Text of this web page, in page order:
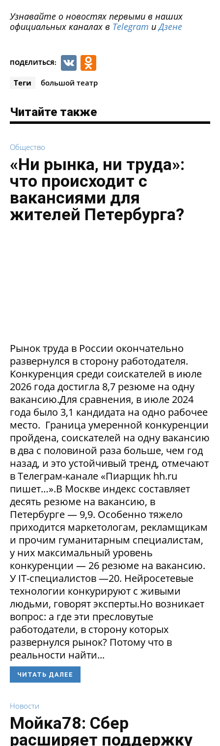
Узнавайте о новостях первыми в наших
официальных каналах в Telegram иДзене
ПОДЕЛИТЬСЯ: VK
Теги большой театр
Читайте также
Общество
«Ни рынка, ни труда»:
что происходит с
вакансиями для
жителей Петербурга?
Рынок труда в России окончательно
развернулся в сторону работодателя.
Конкуренция среди соискателей в июле
2026 года достигла 8,7 резюме на одну
вакансию.Для сравнения, в июле 2024
года было 3,1 кандидата на одно рабочее
место. Граница умеренной конкуренции
пройдена, соискателей на одну вакансию
в два с половиной раза больше, чем год
назад, и это устойчивый тренд, отмечают
в Телеграм-канале «Пиарщик hh.ru
пишет…».В Москве индекс составляет
десять резюме на вакансию, в
Петербурге — 9,9. Особенно тяжело
приходится маркетологам, рекламщикам
и прочим гуманитарным специалистам,
у них максимальный уровень
конкуренции — 26 резюме на вакансию.
У IT-специалистов —20. Нейросетевые
технологии конкурируют с живыми
людьми, говорят эксперты.Но возникает
вопрос: а где эти пресловутые
работодатели, в сторону которых
развернулся рынок? Потому что в
реальности найти...
ЧИТАТЬ ДАЛЕЕ
Новости
Мойка78: Сбер
расширяет поддержку